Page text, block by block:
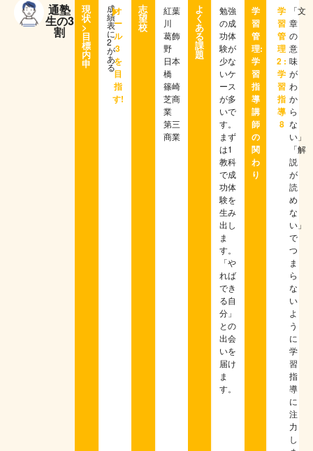
通塾
生の3
割
現
状
>
目
標
内
申
成
績
表
に
2
が
あ
る
オ
ー
ル
3
を
目
指
す!
志
望
校
紅葉
川
葛飾
野
日本
橋
篠崎
芝商
業
第三
商業
よ
く
あ
る
課
題
勉強
の成
功体
験が
少な
いケ
ース
が多
いで
す。
まず
は1
教科
で成
功体
験を
生み
出し
ま
す。
「や
れば
でき
る自
分」
との
出会
いを
届け
ま
す。
学
習
管
理:
学
習
指
導
講
師
の
関
わ
り
学
習
管
理
2 :
学
習
指
導
8
「文
章
の
意
味
が
わ
か
ら
な
い」
「解
説
が
読
め
な
い」
で
つ
ま
ら
な
い
よ
う
に
学
習
指
導
に
注
力
し